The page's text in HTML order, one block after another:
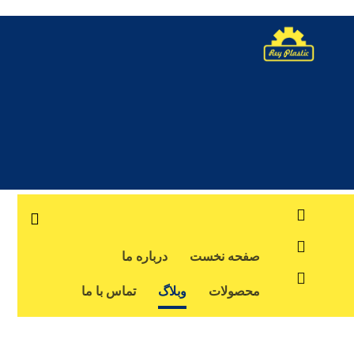
صفحه نخست درباره ما
محصولات وبلاگ تماس با ما